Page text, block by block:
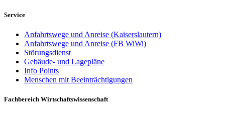
Service
Anfahrtswege und Anreise (Kaiserslautern)
Anfahrtswege und Anreise (FB WiWi)
Störungsdienst
Gebäude- und Lagepläne
Info Points
Menschen mit Beeinträchtigungen
Fachbereich Wirtschaftswissenschaft